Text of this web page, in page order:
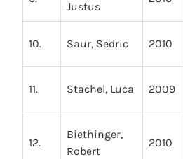
Justus
10. Saur, Sedric 2010
11. Stachel, Luca 2009
12.
Biethinger,
Robert
2010